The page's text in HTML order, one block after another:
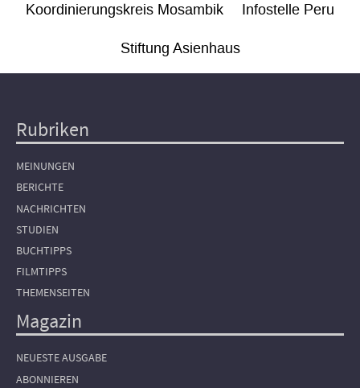
Koordinierungskreis Mosambik Infostelle Peru
Stiftung Asienhaus
Hauptnavigation
Rubriken
MEINUNGEN
BERICHTE
NACHRICHTEN
STUDIEN
BUCHTIPPS
FILMTIPPS
THEMENSEITEN
Magazin
NEUESTE AUSGABE
ABONNIEREN